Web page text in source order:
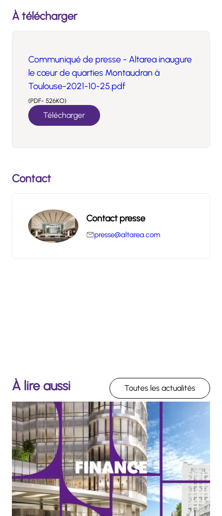
À télécharger
Communiqué de presse - Altarea inaugure
le cœur de quarties Montaudran à
Toulouse-2021-10-25.pdf
(PDF- 526KO)
Télécharger
Contact
Contact presse
presse@altarea.com
À lire aussi Toutes les actualités